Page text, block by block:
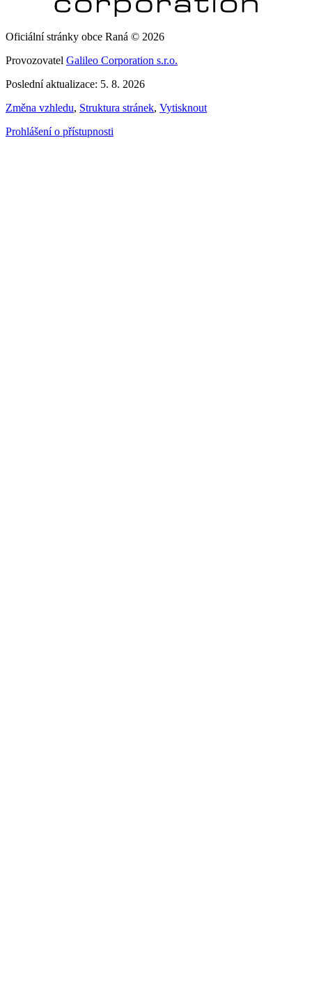
Oficiální stránky obce Raná © 2026
Provozovatel Galileo Corporation s.r.o.
Poslední aktualizace: 5. 8. 2026
Změna vzhledu, Struktura stránek, Vytisknout
Prohlášení o přístupnosti